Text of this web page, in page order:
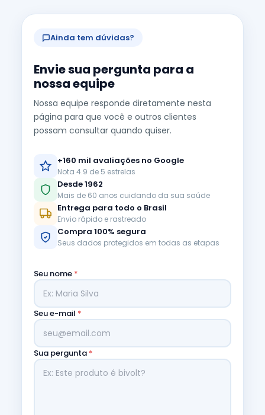
Ainda tem dúvidas?
Envie sua pergunta para a
nossa equipe
Nossa equipe responde diretamente nesta
página para que você e outros clientes
possam consultar quando quiser.
+160 mil avaliações no Google
Nota 4.9 de 5 estrelas
Desde 1962
Mais de 60 anos cuidando da sua saúde
Entrega para todo o Brasil
Envio rápido e rastreado
Compra 100% segura
Seus dados protegidos em todas as etapas
Seu nome *
Seu e-mail *
Sua pergunta *